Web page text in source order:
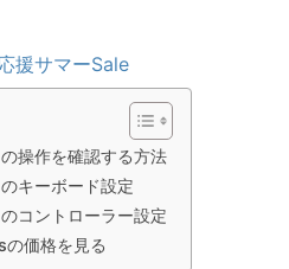
援サマーSale
操作を確認する方法
キーボード設定
コントローラー設定
価格を見る